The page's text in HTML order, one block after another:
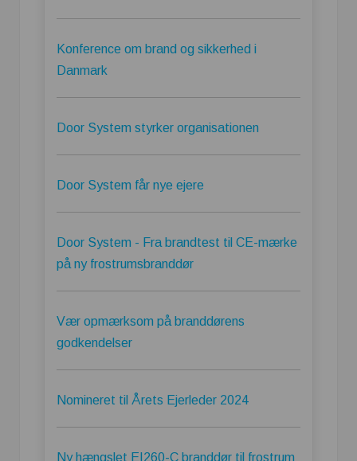
Konference om brand og sikkerhed i
Danmark
Door System styrker organisationen
Door System får nye ejere
Door System - Fra brandtest til CE-mærke
på ny frostrumsbranddør
Vær opmærksom på branddørens
godkendelser
Nomineret til Årets Ejerleder 2024
Ny hængslet EI260-C branddør til frostrum